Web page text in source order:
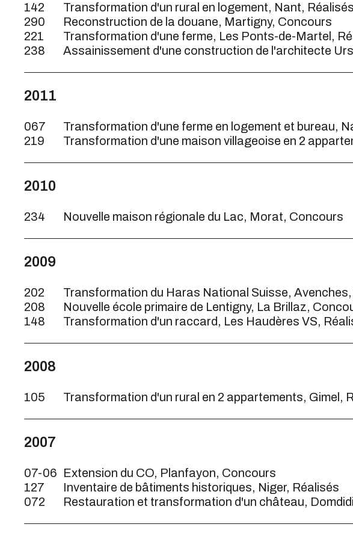
142
Transformation d'un rural en logement, Nant, Réalisés
290
Reconstruction de la douane, Martigny, Concours
221
Transformation d'une ferme, Les Ponts-de-Martel,
238
Assainissement d'une construction de l'architecte
2011
067
Transformation d'une ferme en logement et bureau,
219
Transformation d'une maison villageoise en 2
2010
234 Nouvelle maison régionale du Lac, Morat, Concours
2009
202
Transformation du Haras National Suisse,
208
Nouvelle école primaire de Lentigny, La Brillaz,
148
Transformation d'un raccard, Les Haudères VS,
2008
105 Transformation d'un rural en 2 appartements, Gimel,
2007
07-06 Extension du CO, Planfayon, Concours
127
Inventaire de bâtiments historiques, Niger, Réalisés
072
Restauration et transformation d'un château,